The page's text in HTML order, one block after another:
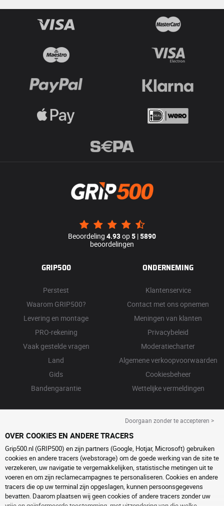
Beoordeling 4.93op5 |5890
beoordelingen
GRIP500
Perstest
Waarom GRIP500?
Levering en montage
PRO-rekening
Vaak gestelde vragen
Land
Gids
Bandengarantie
ONDERNEMING
Klantenservice
Contact met ons opnemen
Meningen van klanten
Privacybeleid
Moderatiecharter
Algemene verkoopvoorwaarden
Cookiesbeheer
Wettelijke vermeldingen
Doorgaan zonder te accepteren >
OVER COOKIES EN ANDERE TRACERS
Grip500.nl (GRIP500) en zijn partners (Google, Hotjar, Microsoft) gebruiken
cookies en andere tracers (webstorage) om de goede werking van de site te
verzekeren, uw navigatie te vergemakkelijken, statistische metingen uit te
voeren en om zijn reclamecampagnes te personaliseren. Cookies en andere
tracers die op uw terminal zijn opgeslagen, kunnen persoonsgegevens
bevatten. Daarom plaatsen wij geen cookies of andere tracers zonder uw